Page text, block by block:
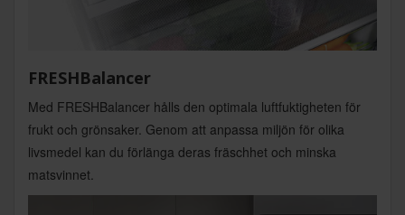
FRESHBalancer
Med FRESHBalancer hålls den optimala luftfuktigheten för
frukt och grönsaker. Genom att anpassa miljön för olika
livsmedel kan du förlänga deras fräschhet och minska
matsvinnet.